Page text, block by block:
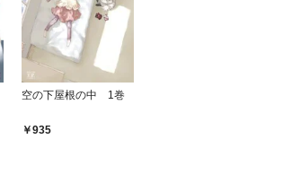
空の下屋根の中 1巻
935